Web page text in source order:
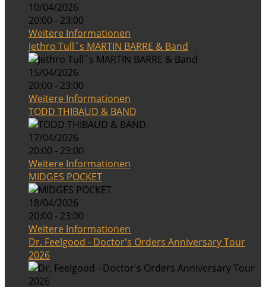
10/04/2026
20:00 - 23:00
Weitere Informationen
Jethro Tull´s MARTIN BARRE & Band
15/04/2026
20:00 - 23:00
Weitere Informationen
TODD THIBAUD & BAND
17/04/2026
20:00 - 23:00
Weitere Informationen
MIDGES POCKET
18/04/2026
20:00 - 23:00
Weitere Informationen
Dr. Feelgood - Doctor's Orders Anniversary Tour
2026